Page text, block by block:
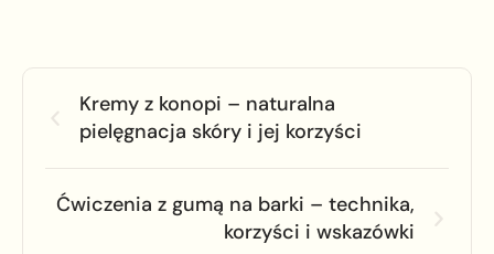
Kremy z konopi – naturalna
pielęgnacja skóry i jej korzyści
Ćwiczenia z gumą na barki – technika,
korzyści i wskazówki